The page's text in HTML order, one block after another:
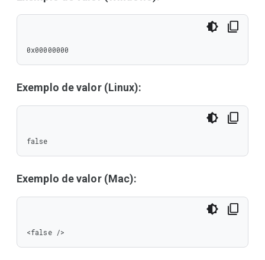
0x00000000
Exemplo de valor (Linux):
false
Exemplo de valor (Mac):
<false />